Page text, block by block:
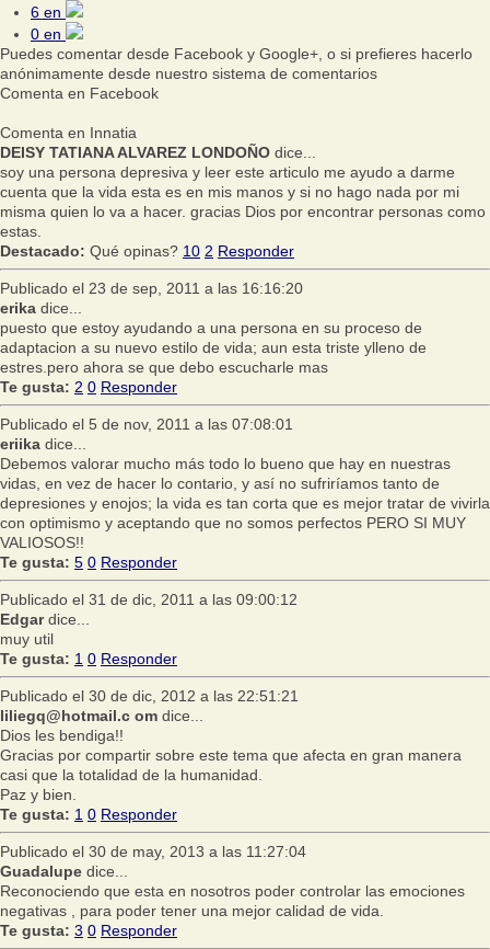
6 en
0 en
Puedes comentar desde Facebook y Google+, o si prefieres hacerlo
anónimamente desde nuestro sistema de comentarios
Comenta en Facebook
Comenta en Innatia
DEISY TATIANA ALVAREZ LONDOÑO dice...
soy una persona depresiva y leer este articulo me ayudo a darme
cuenta que la vida esta es en mis manos y si no hago nada por mi
misma quien lo va a hacer. gracias Dios por encontrar personas como
estas.
Destacado: Qué opinas? 10 2 Responder
Publicado el 23 de sep, 2011 a las 16:16:20
erika dice...
puesto que estoy ayudando a una persona en su proceso de
adaptacion a su nuevo estilo de vida; aun esta triste ylleno de
estres.pero ahora se que debo escucharle mas
Te gusta: 2 0 Responder
Publicado el 5 de nov, 2011 a las 07:08:01
eriika dice...
Debemos valorar mucho más todo lo bueno que hay en nuestras
vidas, en vez de hacer lo contario, y así no sufriríamos tanto de
depresiones y enojos; la vida es tan corta que es mejor tratar de vivirla
con optimismo y aceptando que no somos perfectos PERO SI MUY
VALIOSOS!!
Te gusta: 5 0 Responder
Publicado el 31 de dic, 2011 a las 09:00:12
Edgardice...
muy util
Te gusta: 1 0 Responder
Publicado el 30 de dic, 2012 a las 22:51:21
liliegq@hotmail.c om dice...
Dios les bendiga!!
Gracias por compartir sobre este tema que afecta en gran manera
casi que la totalidad de la humanidad.
Paz y bien.
Te gusta: 1 0 Responder
Publicado el 30 de may, 2013 a las 11:27:04
Guadalupe dice...
Reconociendo que esta en nosotros poder controlar las emociones
negativas , para poder tener una mejor calidad de vida.
Te gusta: 3 0 Responder